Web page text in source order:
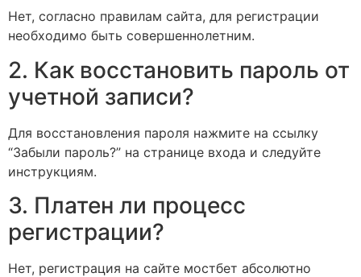
Нет, согласно правилам сайта, для регистрации
необходимо быть совершеннолетним.
2. Как восстановить пароль от
учетной записи?
Для восстановления пароля нажмите на ссылку
“Забыли пароль?” на странице входа и следуйте
инструкциям.
3. Платен ли процесс
регистрации?
Нет, регистрация на сайте мостбет абсолютно